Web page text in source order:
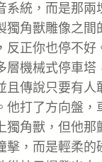
統，而是那
獨角獸雕像之間
正你也停不好
機械式停車
傳說只要有人
打了方向盤，
角獸，但他那
，而是輕柔的